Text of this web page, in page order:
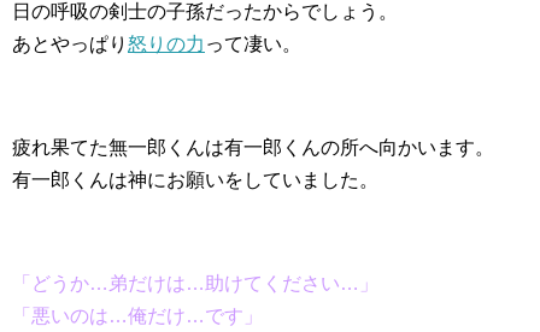
日の呼吸の剣士の子孫だったからでしょう。
あとやっぱり 怒りの力 って凄い。
疲れ果てた無一郎くんは有一郎くんの所へ向かいます。
有一郎くんは神にお願いをしていました。
「どうか…弟だけは…助けてください…」
「悪いのは…俺だけ…です」